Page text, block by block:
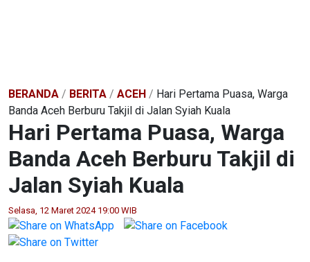
BERANDA / BERITA / ACEH / Hari Pertama Puasa, Warga
Banda Aceh Berburu Takjil di Jalan Syiah Kuala
Hari Pertama Puasa, Warga
Banda Aceh Berburu Takjil di
Jalan Syiah Kuala
Selasa, 12 Maret 2024 19:00 WIB